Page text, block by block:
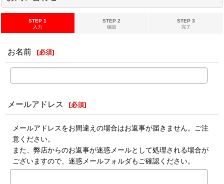
STEP 1
入力
STEP 2
確認
STEP 3
完了
お名前 [必須]
メールアドレス [必須]
メールアドレスをお間違えの場合はお返事が届きません。ご注
意ください。
また、弊店からのお返事が迷惑メールとして処理される場合が
ございますので、迷惑メールフォルダもご確認ください。